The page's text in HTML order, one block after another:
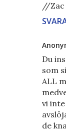
//Zac
Du
som
ALL
vi
de